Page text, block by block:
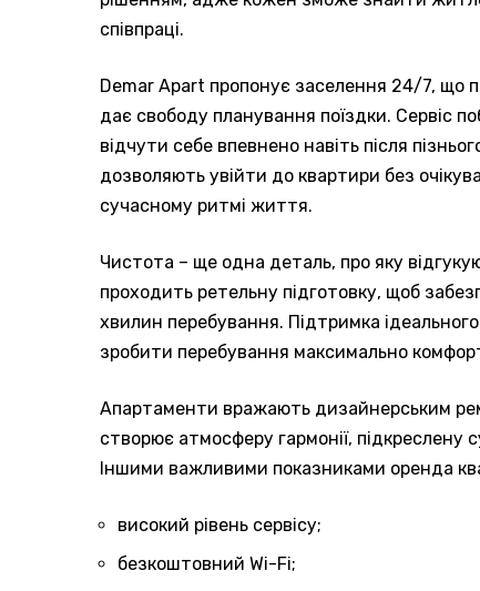
співпраці.
Demar Apart пропонує заселення 24/7, що
дає свободу планування поїздки. Сервіс
відчути себе впевнено навіть після
дозволяють увійти до квартири без
сучасному ритмі життя.
Чистота – ще одна деталь, про яку
проходить ретельну підготовку, щоб
хвилин перебування. Підтримка
зробити перебування максимально
Апартаменти вражають дизайнерським
створює атмосферу гармонії,
Іншими важливими показниками оренда
високий рівень сервісу;
безкоштовний Wi-Fi;